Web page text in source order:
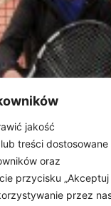
jakość
treści dostosowane
oraz
przycisku „Akceptuj
przez